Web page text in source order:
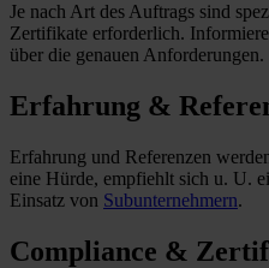
Je nach Art des Auftrags sind
Zertifikate erforderlich.
über die genauen Anforderungen.
Erfahrung &
Erfahrung und Referenzen
eine Hürde, empfiehlt sich u. U.
Einsatz von Subunternehmern.
Compliance &